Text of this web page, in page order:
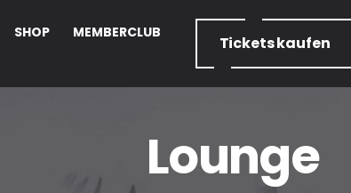
SHOP
MEMBERCLUB
Ticketskaufen
Lounge